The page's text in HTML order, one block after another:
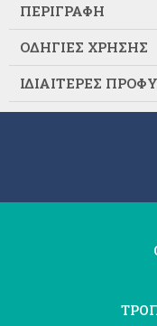
ΠΕΡΙΓΡΑΦΗ
ΟΔΗΓΙΕΣ ΧΡΗΣΗΣ
ΙΔΙΑΙΤΕΡΕΣ